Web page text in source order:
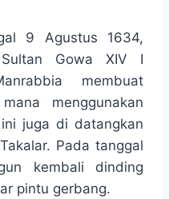
9 Agustus 1634,
Gowa XIV I
membuat
menggunakan
juga di datangkan
Pada tanggal
kembali dinding
pintu gerbang.